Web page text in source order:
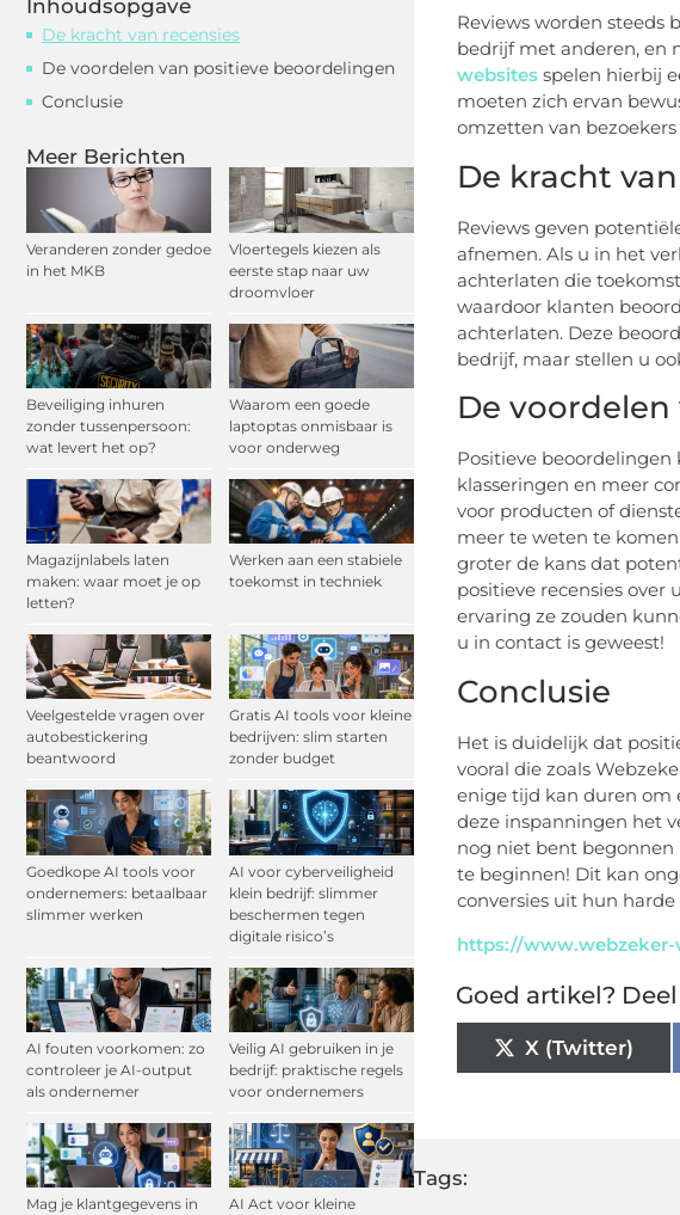
Inhoudsopgave
De kracht van recensies
De voordelen van positieve beoordelingen
Conclusie
Meer Berichten
Veranderen zonder gedoe
in het MKB
Vloertegels kiezen als
eerste stap naar uw
droomvloer
Beveiliging inhuren
zonder tussenpersoon:
wat levert het op?
Waarom een goede
laptoptas onmisbaar is
voor onderweg
Magazijnlabels laten
maken: waar moet je op
letten?
Werken aan een stabiele
toekomst in techniek
Veelgestelde vragen over
autobestickering
beantwoord
Gratis AI tools voor kleine
bedrijven: slim starten
zonder budget
Goedkope AI tools voor
ondernemers: betaalbaar
slimmer werken
AI voor cyberveiligheid
klein bedrijf: slimmer
beschermen tegen
digitale risico’s
AI fouten voorkomen: zo
controleer je AI-output
als ondernemer
Veilig AI gebruiken in je
bedrijf: praktische regels
voor ondernemers
Mag je klantgegevens in
AI Act voor kleine
Reviews worden steeds
bedrijf met anderen, en
websites spelen hierbij
moeten zich ervan
omzetten van
De kracht
Reviews geven
afnemen. Als u in het
achterlaten die
waardoor klanten
achterlaten. Deze
bedrijf, maar stellen u
De
Positieve beoordelingen
klasseringen en meer
voor producten of
meer te weten te
groter de kans dat
positieve recensies
ervaring ze zouden
u in contact is geweest!
Conclusie
Het is duidelijk dat
vooral die zoals
enige tijd kan duren om
deze inspanningen het
nog niet bent
te beginnen! Dit kan
conversies uit hun
https://
Goed artikel?
X (Twitter)
Tags: